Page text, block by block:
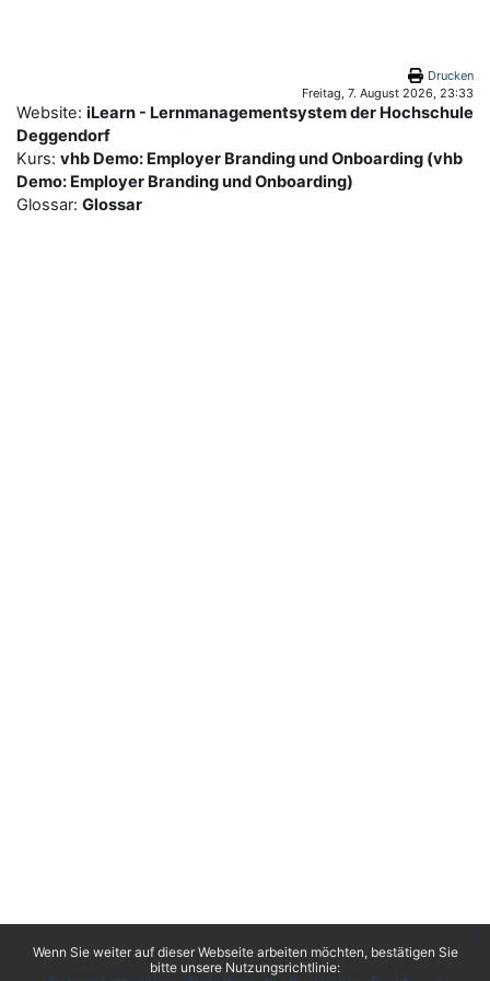
Wenn Sie weiter auf dieser Webseite arbeiten möchten, bestätigen Sie
bitte unsere Nutzungsrichtlinie:
Drucken
Freitag, 7. August 2026, 23:33
Website: iLearn - Lernmanagementsystem der Hochschule
Deggendorf
Kurs: vhb Demo: Employer Branding und Onboarding (vhb
Demo: Employer Branding und Onboarding)
Glossar: Glossar